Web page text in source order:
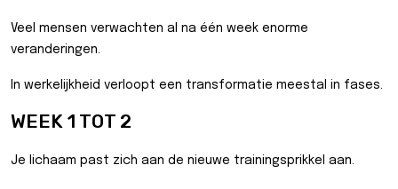
Veel mensen verwachten al na één week enorme
veranderingen.
In werkelijkheid verloopt een transformatie meestal in fases.
WEEK 1 TOT 2
Je lichaam past zich aan de nieuwe trainingsprikkel aan.